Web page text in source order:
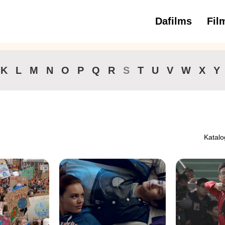
Dafilms 3
K L M N O P Q R S T U V W X Y